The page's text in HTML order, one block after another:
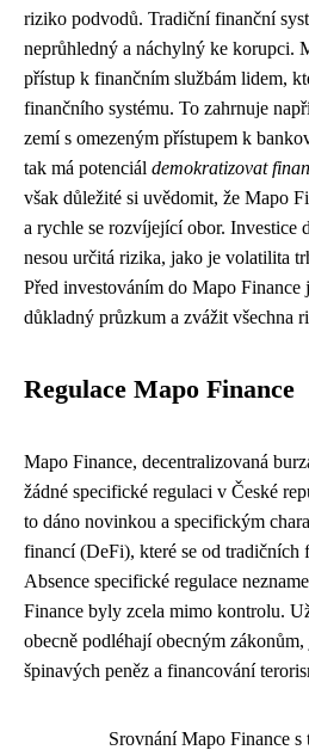
riziko podvodů. Tradiční finanční
neprůhledný a náchylný ke korupci.
přístup k finančním službám lidem,
finančního systému. To zahrnuje
zemí s omezeným přístupem k
tak má potenciál demokratizovat
však důležité si uvědomit, že Mapo
a rychle se rozvíjející obor. Investice
nesou určitá rizika, jako je volatilita
Před investováním do Mapo Finance
důkladný průzkum a zvážit všechna
Regulace Mapo Finance
Mapo Finance, decentralizovaná
žádné specifické regulaci v České
to dáno novinkou a specifickým
financí (DeFi), které se od tradičních
Absence specifické regulace
Finance byly zcela mimo kontrolu.
obecně podléhají obecným
špinavých peněz a financování
Srovnání Mapo Finance